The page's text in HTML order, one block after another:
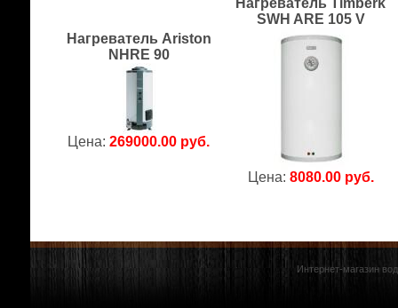
Нагреватель Ariston
NHRE 90
Цена:269000.00 руб.
Нагреватель Timberk
SWH ARE 105 V
Цена: 8080.00 руб.
Интернет-магазин